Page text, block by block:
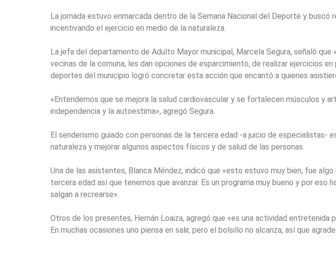
La jornada estuvo enmarcada dentro de la Semana Nacional del Deporte y
incentivando el ejercicio en medio de la naturaleza.
La jefa del departamento de Adulto Mayor municipal, Marcela Segura, señaló
vecinas de la comuna, les dan opciones de esparcimiento, de realizar ejercicios
deportes del municipio logró concretar esta acción que encantó a quienes
«Entendemos que se mejora la salud cardiovascular y se fortalecen músculos y
independencia y la autoestima», agregó Segura.
El senderismo guiado con personas de la tercera edad -a juicio de especialistas-
naturaleza y mejorar algunos aspectos físicos y de salud de las personas.
Una de las asistentes, Blanca Méndez, indicó que «esto estuvo muy bien, fue
tercera edad así que tenemos que avanzar. Es un programa muy bueno y por
salgan a recrearse».
Otros de los presentes, Hernán Loaiza, agregó que «es una actividad
En muchas ocasiones uno piensa en salir, pero el bolsillo no alcanza, así que